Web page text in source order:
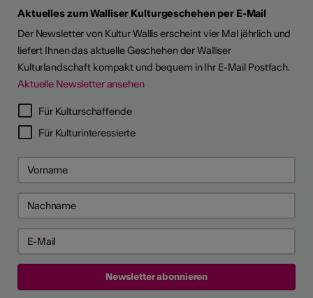
Aktuelles zum Walliser Kulturgeschehen per E-Mail
Der Newsletter von Kultur Wallis erscheint vier Mal jährlich und
liefert Ihnen das aktuelle Geschehen der Walliser
Kulturlandschaft kompakt und bequem in Ihr E-Mail Postfach.
Aktuelle Newsletter ansehen
Für Kulturschaffende
Für Kulturinteressierte